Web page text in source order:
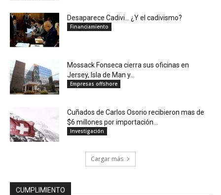
Desaparece Cadivi… ¿Y el cadivismo?
Financiamiento
Mossack Fonseca cierra sus oficinas en
Jersey, Isla de Man y...
Empresas offshore
Cuñados de Carlos Osorio recibieron mas de
$6 millones por importación...
Investigación
Cargar más
CUMPLIMIENTO